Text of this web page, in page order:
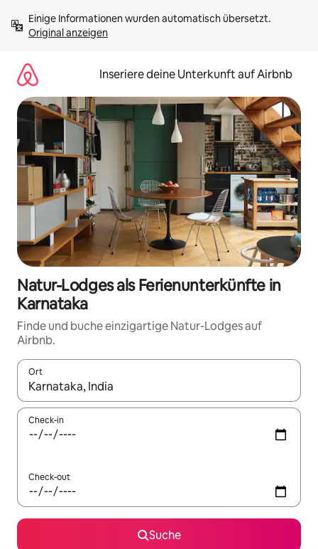
Inhalten
springenOriginal anzeigen
Inseriere deine Unterkunft auf Airbnb
Natur-Lodges als Ferienunterkünfte in
Karnataka
Finde und buche einzigartige Natur-Lodges auf
Airbnb.
Ort
Wenn Ergebnisse verfügbar sind, navigiere mit den
Check-in
Check-out
Suche